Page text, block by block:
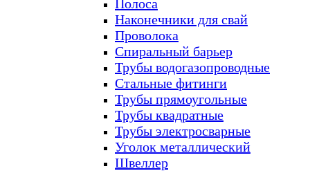
Полоса
Наконечники для свай
Проволока
Спиральный барьер
Трубы водогазопроводные
Стальные фитинги
Трубы прямоугольные
Трубы квадратные
Трубы электросварные
Уголок металлический
Швеллер